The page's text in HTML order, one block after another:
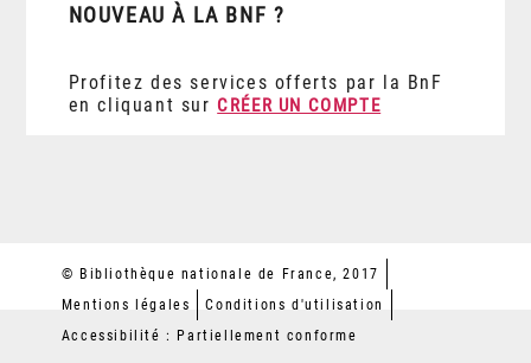
NOUVEAU À LA BNF ?
Profitez des services offerts par la BnF
en cliquant sur CRÉER UN COMPTE
© Bibliothèque nationale de France, 2017
Mentions légales
Conditions d'utilisation
Accessibilité : Partiellement conforme